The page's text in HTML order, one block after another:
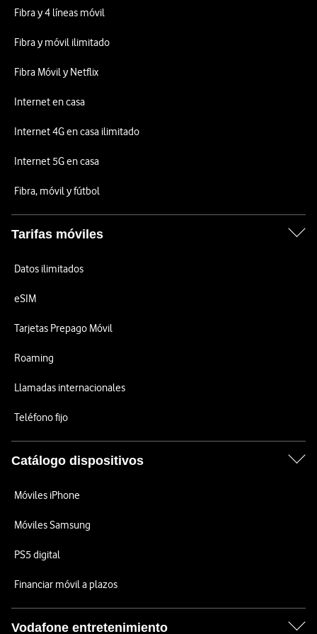
Fibra y 4 líneas móvil
Fibra y móvil ilimitado
Fibra Móvil y Netflix
Internet en casa
Internet 4G en casa ilimitado
Internet 5G en casa
Fibra, móvil y fútbol
Tarifas móviles
Datos ilimitados
eSIM
Tarjetas Prepago Móvil
Roaming
Llamadas internacionales
Teléfono fijo
Catálogo dispositivos
Móviles iPhone
Móviles Samsung
PS5 digital
Financiar móvil a plazos
Vodafone entretenimiento